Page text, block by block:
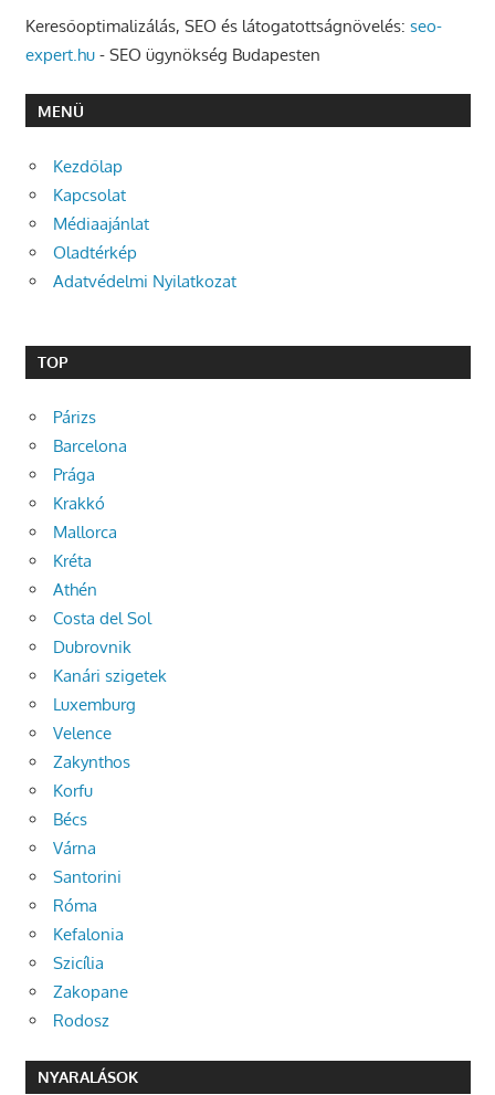
Keresőoptimalizálás, SEO és látogatottságnövelés: seo-
expert.hu- SEO ügynökség Budapesten
MENÜ
Kezdőlap
Kapcsolat
Médiaajánlat
Oladtérkép
Adatvédelmi Nyilatkozat
TOP
Párizs
Barcelona
Prága
Krakkó
Mallorca
Kréta
Athén
Costa del Sol
Dubrovnik
Kanári szigetek
Luxemburg
Velence
Zakynthos
Korfu
Bécs
Várna
Santorini
Róma
Kefalonia
Szicília
Zakopane
Rodosz
NYARALÁSOK